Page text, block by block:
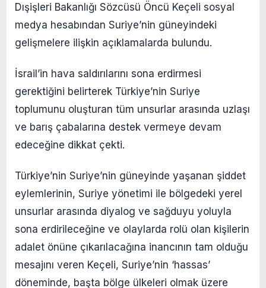
Dışişleri Bakanlığı Sözcüsü Öncü Keçeli sosyal
medya hesabından Suriye’nin güneyindeki
gelişmelere ilişkin açıklamalarda bulundu.
İsrail’in hava saldırılarını sona erdirmesi
gerektiğini belirterek Türkiye’nin Suriye
toplumunu oluşturan tüm unsurlar arasında uzlaşı
ve barış çabalarına destek vermeye devam
edeceğine dikkat çekti.
Türkiye’nin Suriye’nin güneyinde yaşanan şiddet
eylemlerinin, Suriye yönetimi ile bölgedeki yerel
unsurlar arasında diyalog ve sağduyu yoluyla
sona erdirileceğine ve olaylarda rolü olan kişilerin
adalet önüne çıkarılacağına inancının tam olduğu
mesajını veren Keçeli, Suriye’nin ‘hassas’
döneminde, başta bölge ülkeleri olmak üzere